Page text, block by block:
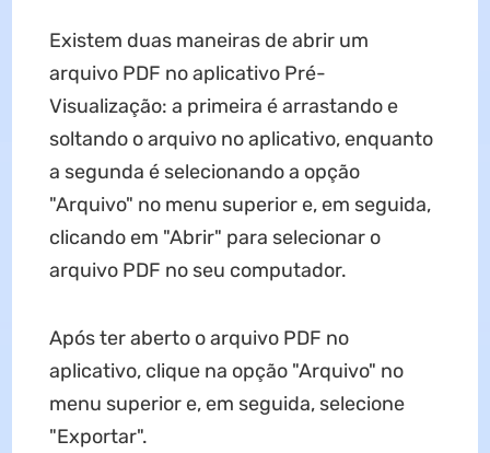
Existem duas maneiras de abrir um
arquivo PDF no aplicativo Pré-
Visualização: a primeira é arrastando e
soltando o arquivo no aplicativo, enquanto
a segunda é selecionando a opção
"Arquivo" no menu superior e, em seguida,
clicando em "Abrir" para selecionar o
arquivo PDF no seu computador.
Após ter aberto o arquivo PDF no
aplicativo, clique na opção "Arquivo" no
menu superior e, em seguida, selecione
"Exportar".